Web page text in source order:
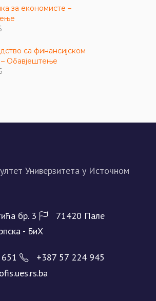
за економисте –
са финансијском
Обавјештење
бр. 3
71420 Палe
- БиХ
+387 57 224 945